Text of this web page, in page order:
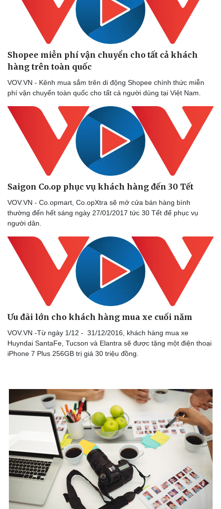
Thông tin doanh nghiệp
Doanh nghiệp 24h
Doanh nhân
Vì cộng đồng
Sành điệu
Tin Công nghệ
Trải nghiệm
Chuyển đổi số
Shopee miễn phí vận chuyển cho tất cả khách
hàng trên toàn quốc
VOV.VN - Kênh mua sắm trên di động Shopee chính thức miễn
phí vận chuyển toàn quốc cho tất cả người dùng tại Việt Nam.
Saigon Co.op phục vụ khách hàng đến 30 Tết
VOV.VN - Co.opmart, Co.opXtra sẽ mở cửa bán hàng bình
thường đến hết sáng ngày 27/01/2017 tức 30 Tết để phục vụ
người dân.
Ưu đãi lớn cho khách hàng mua xe cuối năm
VOV.VN -Từ ngày 1/12 - 31/12/2016, khách hàng mua xe
Huyndai SantaFe, Tucson và Elantra sẽ được tặng một điện thoại
iPhone 7 Plus 256GB trị giá 30 triệu đồng.